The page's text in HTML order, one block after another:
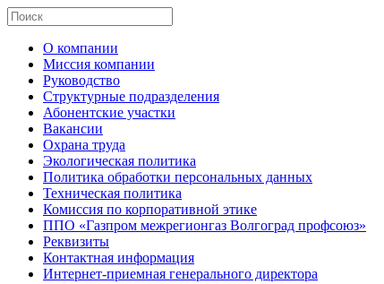
О компании
Миссия компании
Руководство
Структурные подразделения
Абонентские участки
Вакансии
Охрана труда
Экологическая политика
Политика обработки персональных данных
Техническая политика
Комиссия по корпоративной этике
ППО «Газпром межрегионгаз Волгоград профсоюз»
Реквизиты
Контактная информация
Интернет-приемная генерального директора